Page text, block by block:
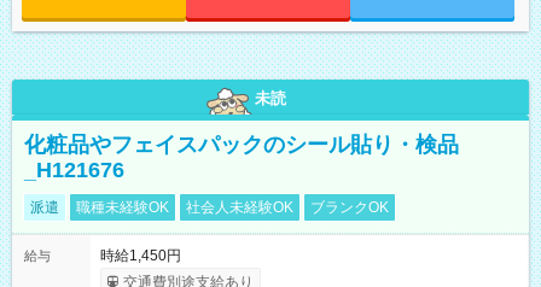
未読
化粧品やフェイスパックのシール貼り・検品
_H121676
派遣 職種未経験OK 社会人未経験OK ブランクOK
給与
時給1,450円
交通費別途支給あり